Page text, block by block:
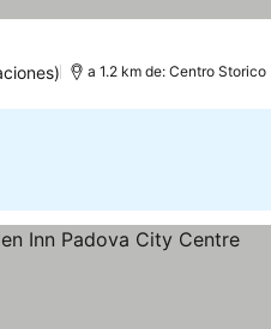
a 1.2 km de: Centro Storico